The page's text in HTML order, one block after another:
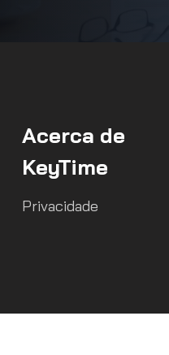
Acerca de
KeyTime
Privacidade